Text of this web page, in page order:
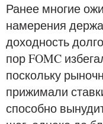
Ранее многие
намерения
доходность
пор FOMC
поскольку
прижимали
способно